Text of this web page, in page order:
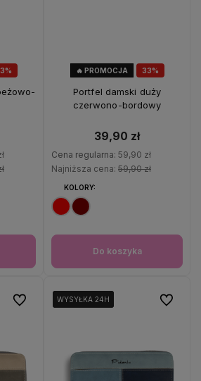
33%
🔥 PROMOCJA
Portfel damski duży
czerwono-bordowy
39,90 zł
Cena regularna: 59,90 zł
Najniższa cena: 59,90 zł
KOLORY:
Do koszyka
Do ulubionychWYSYŁKA 24H
WYSYŁKA 24H
WYSYŁKA 24H Do